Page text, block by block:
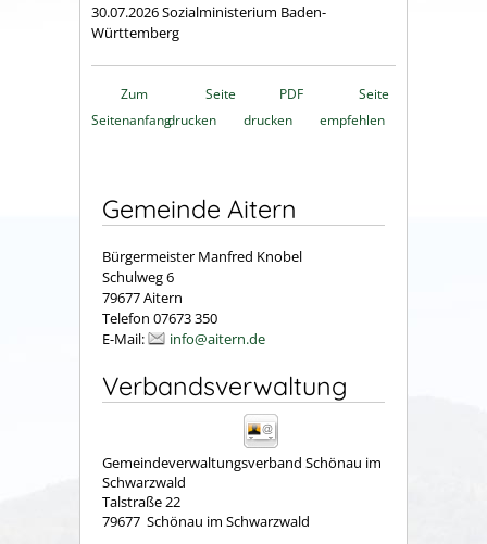
30.07.2026 Sozialministerium Baden-
Württemberg
Zum
Seitenanfang
Seite
drucken
PDF
drucken
Seite
empfehlen
Gemeinde Aitern
Bürgermeister Manfred Knobel
Schulweg 6
79677 Aitern
Telefon 07673 350
E-Mail:
info@aitern.de
Verbandsverwaltung
Gemeindeverwaltungsverband Schönau im
Schwarzwald
Talstraße 22
79677 Schönau im Schwarzwald